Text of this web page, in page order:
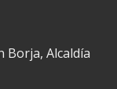
Borja, Alcaldía